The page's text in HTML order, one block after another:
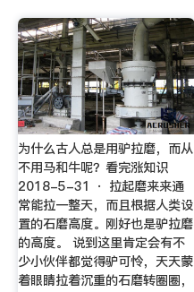
为什么古人总是用驴拉磨，而从
不用马和牛呢？看完涨知识
2018-5-31 · 拉起磨来来通
常能拉一整天，而且根据人类设
置的石磨高度。刚好也是驴拉磨
的高度。 说到这里肯定会有不
少小伙伴都觉得驴可怜，天天蒙
着眼睛拉着沉重的石磨转圈圈，